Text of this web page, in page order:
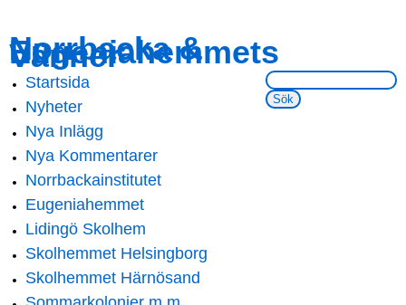
main
content
navigation
Norrbacka &
Eugeniahemmets
Vänner
Sök på webbsidan:
Main menu
Startsida
Nyheter
Nya Inlägg
Nya Kommentarer
Norrbackainstitutet
Eugeniahemmet
Lidingö Skolhem
Skolhemmet Helsingborg
Skolhemmet Härnösand